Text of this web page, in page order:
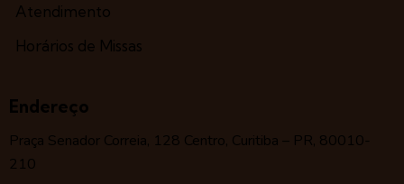
Atendimento
Horários de Missas
Endereço
Praça Senador Correia, 128 Centro, Curitiba – PR, 80010-
210